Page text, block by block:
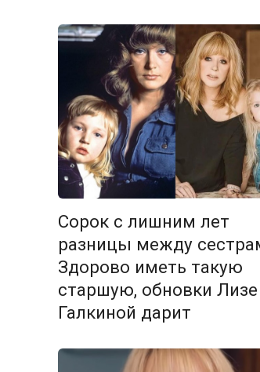
Сорок с лишним лет
разницы между
Здорово иметь такую
старшую, обновки Лизе
Галкиной дарит